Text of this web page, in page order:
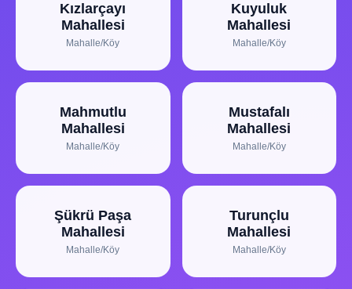
Kızlarçayı
Mahallesi
Mahalle/Köy
Kuyuluk
Mahallesi
Mahalle/Köy
Mahmutlu
Mahallesi
Mahalle/Köy
Mustafalı
Mahallesi
Mahalle/Köy
Şükrü Paşa
Mahallesi
Mahalle/Köy
Turunçlu
Mahallesi
Mahalle/Köy